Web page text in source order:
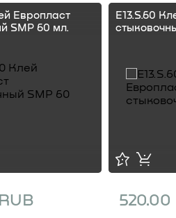
Европласт
SMP 60 мл.
E13.S.60
520.00